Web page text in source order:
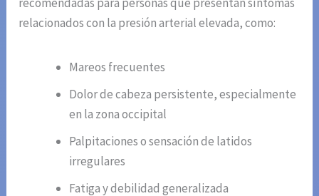
relacionados con la presión arterial elevada, como:
Mareos frecuentes
Dolor de cabeza persistente, especialmente
en la zona occipital
Palpitaciones o sensación de latidos
irregulares
Fatiga y debilidad generalizada